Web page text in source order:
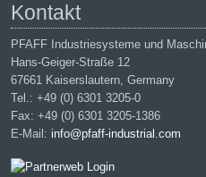
Kontakt
PFAFF Industriesysteme und
Hans-Geiger-Straße 12
67661 Kaiserslautern, Germany
Tel.: +49 (0) 6301 3205-0
Fax: +49 (0) 6301 3205-1386
E-Mail: info@pfaff-industrial.com